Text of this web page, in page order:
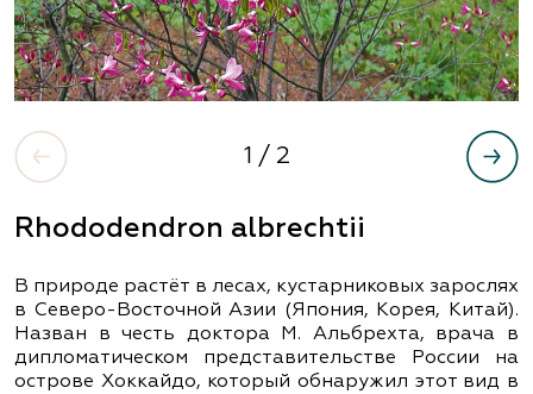
1 / 2
Rhododendron albrechtii
В природе растёт в лесах, кустарниковых зарослях
в Северо-Восточной Азии (Япония, Корея, Китай).
Назван в честь доктора М. Альбрехта, врача в
дипломатическом представительстве России на
острове Хоккайдо, который обнаружил этот вид в